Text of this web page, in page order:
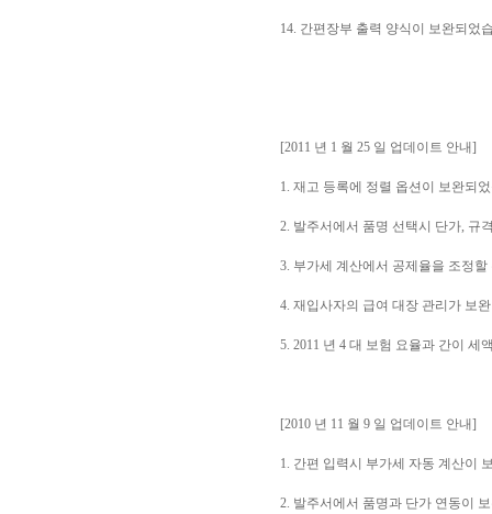
14. 간편장부 출력 양식이 보완되었
[2011 년 1 월 25 일 업데이트 안내]
1. 재고 등록에 정렬 옵션이 보완되
2. 발주서에서 품명 선택시 단가, 규
3. 부가세 계산에서 공제율을 조정할
4. 재입사자의 급여 대장 관리가 보
5. 2011 년 4 대 보험 요율과 간이 세
[2010 년 11 월 9 일 업데이트 안내]
1. 간편 입력시 부가세 자동 계산이
2. 발주서에서 품명과 단가 연동이